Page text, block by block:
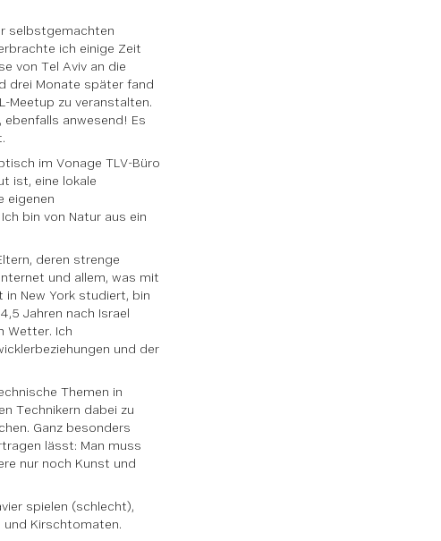
selbstgemachten
ich einige Zeit
von Tel Aviv an die
drei Monate später fand
Meetup zu veranstalten.
anwesend! Es
im Vonage TLV-Büro
ist, eine lokale
eigenen
bin von Natur aus ein
deren strenge
und allem, was mit
New York studiert, bin
Jahren nach Israel
Wetter. Ich
und der
Themen in
Technikern dabei zu
Ganz besonders
lässt: Man muss
nur noch Kunst und
spielen (schlecht),
und Kirschtomaten.